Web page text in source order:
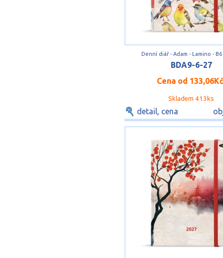
Denní diář - Adam - Lamino - B6
BDA9-6-27
Cena od 133,06Kč
Skladem 413ks
detail, cena